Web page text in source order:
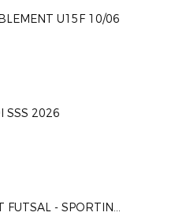
U15F 10/06
SSS 2026
DIAMANT FUTSAL - SPORTING CLUB PARIS 4-2